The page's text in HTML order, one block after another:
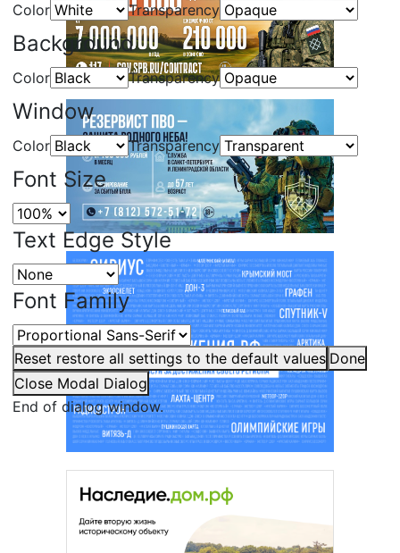
Color Transparency
Background
Color Transparency
Window
Color Transparency
Font Size
Text Edge Style
Font Family
Reset restore all settings to the default values Done
Close Modal Dialog
End of dialog window.